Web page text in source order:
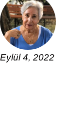
Eylül 4, 2022